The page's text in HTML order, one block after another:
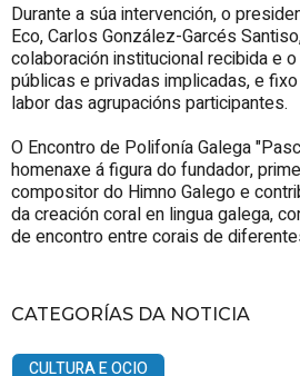
Durante a súa intervención, o
Eco, Carlos González-Garcés
colaboración institucional recibida e
públicas e privadas implicadas, e
labor das agrupacións participantes.
O Encontro de Polifonía Galega
homenaxe á figura do fundador,
compositor do Himno Galego e
da creación coral en lingua galega,
de encontro entre corais de
CATEGORÍAS DA NOTICIA
CULTURA E OCIO